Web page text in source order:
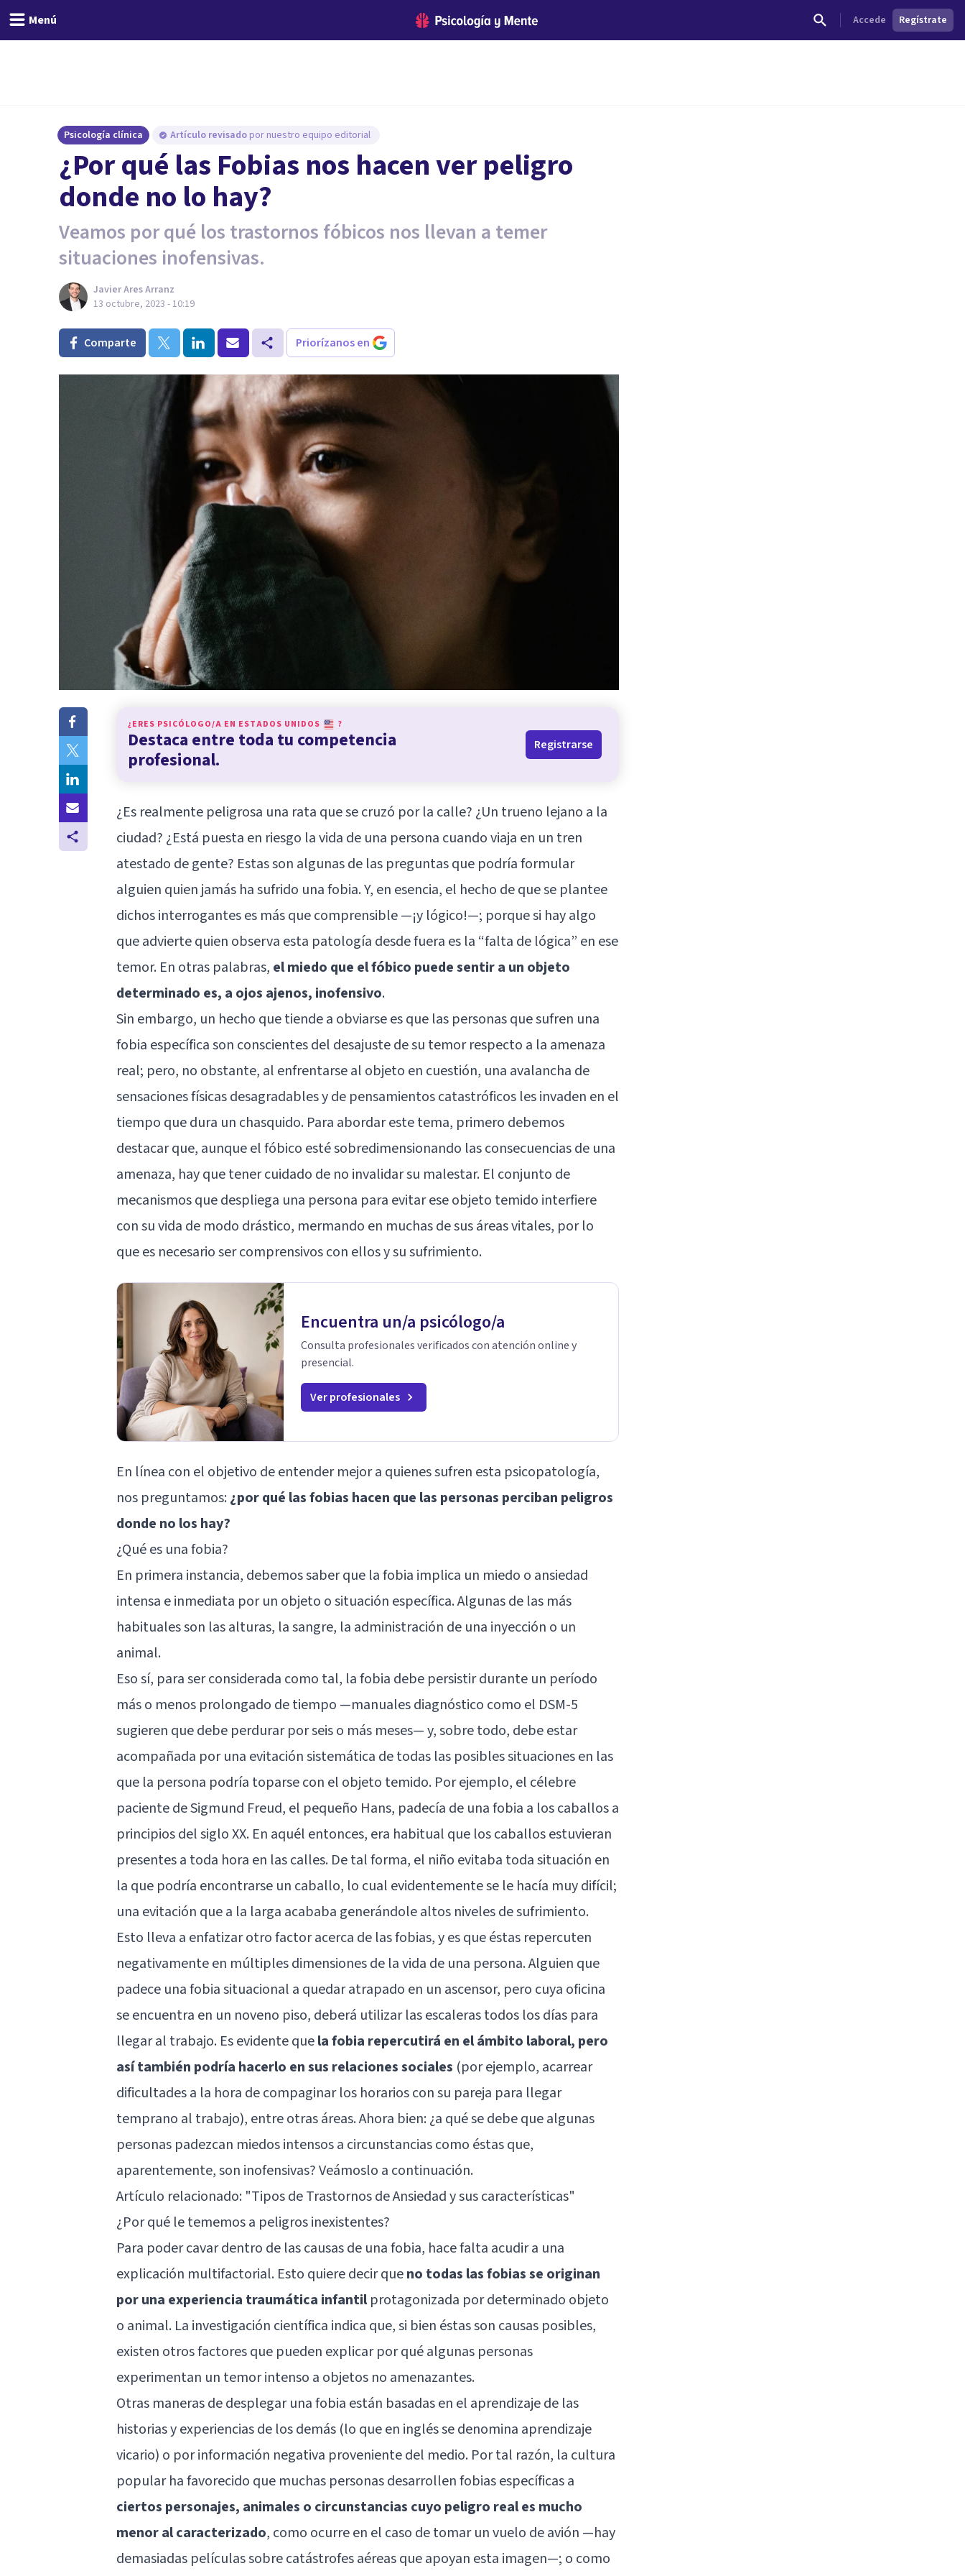
Menú Accede Regístrate
Psicología clínica Artículo revisado por nuestro equipo editorial
¿Por qué las Fobias nos hacen ver peligro
donde no lo hay?
Veamos por qué los trastornos fóbicos nos llevan a temer
situaciones inofensivas.
Javier Ares Arranz
13 octubre, 2023 - 10:19
Comparte Priorízanos en
¿ERES PSICÓLOGO/A EN ESTADOS UNIDOS ?
Destaca entre toda tu competencia
profesional.
Registrarse
¿Es realmente peligrosa una rata que se cruzó por la calle? ¿Un trueno lejano a la
ciudad? ¿Está puesta en riesgo la vida de una persona cuando viaja en un tren
atestado de gente? Estas son algunas de las preguntas que podría formular
alguien quien jamás ha sufrido unafobia. Y, en esencia, el hecho de que se plantee
dichos interrogantes es más que comprensible —¡y lógico!—; porque si hay algo
que advierte quien observa esta patología desde fuera es la “falta de lógica” en ese
temor. En otras palabras, el miedo que el fóbico puede sentir a un objeto
determinado es, a ojos ajenos, inofensivo.
Sin embargo, un hecho que tiende a obviarse es que las personas que sufren una
fobia específica son conscientes del desajuste de su temor respecto a la amenaza
real; pero, no obstante, al enfrentarse al objeto en cuestión, una avalancha de
sensaciones físicas desagradables y de pensamientos catastróficos les invaden en el
tiempo que dura un chasquido. Para abordar este tema, primero debemos
destacar que, aunque el fóbico esté sobredimensionando las consecuencias de una
amenaza, hay que tener cuidado de no invalidar su malestar. El conjunto de
mecanismos que despliega una persona para evitar ese objeto temido interfiere
con su vida de modo drástico, mermando en muchas de sus áreas vitales, por lo
que es necesario ser comprensivos con ellos y su sufrimiento.
Encuentra un/a psicólogo/a
Consulta profesionales verificados con atención online y
presencial.
Ver profesionales
En línea con el objetivo de entender mejor a quienes sufren esta psicopatología,
nos preguntamos:¿por qué las fobias hacen que las personas perciban peligros
donde no los hay?
¿Qué es una fobia?
En primera instancia, debemos saber que la fobia implica un miedo o ansiedad
intensa e inmediata por un objeto o situación específica. Algunas de las más
habituales son las alturas, la sangre, la administración de una inyección o un
animal.
Eso sí, para ser considerada como tal, la fobia debe persistir durante un período
más o menos prolongado de tiempo —manuales diagnóstico como el DSM-5
sugieren que debe perdurar por seis o más meses— y, sobre todo, debe estar
acompañada por una evitación sistemática de todas las posibles situaciones en las
que la persona podría toparse con el objeto temido. Por ejemplo, el célebre
paciente de Sigmund Freud, el pequeño Hans, padecía de una fobia a los caballos a
principios del siglo XX. En aquél entonces, era habitual que los caballos estuvieran
presentes a toda hora en las calles. De tal forma, el niño evitaba toda situación en
la que podría encontrarse un caballo, lo cual evidentemente se le hacía muy difícil;
una evitación que a la larga acababa generándole altos niveles de sufrimiento.
Esto lleva a enfatizar otro factor acerca de las fobias, y es que éstas repercuten
negativamente en múltiples dimensiones de la vida de una persona. Alguien que
padece una fobia situacional a quedar atrapado en un ascensor, pero cuya oficina
se encuentra en un noveno piso, deberá utilizar las escaleras todos los días para
llegar al trabajo. Es evidente quela fobia repercutirá en el ámbito laboral, pero
así también podría hacerlo en sus relaciones sociales (por ejemplo, acarrear
dificultades a la hora de compaginar los horarios con su pareja para llegar
temprano al trabajo), entre otras áreas. Ahora bien: ¿a qué se debe que algunas
personas padezcan miedos intensos a circunstancias como éstas que,
aparentemente, son inofensivas? Veámoslo a continuación.
Artículo relacionado: "Tipos de Trastornos de Ansiedad y sus características"
¿Por qué le tememos a peligros inexistentes?
Para poder cavar dentro de las causas de una fobia, hace falta acudir a una
explicación multifactorial. Esto quiere decir queno todas las fobias se originan
por una experiencia traumática infantilprotagonizada por determinado objeto
o animal. La investigación científica indica que, si bien éstas son causas posibles,
existen otros factores que pueden explicar por qué algunas personas
experimentan un temor intenso a objetos no amenazantes.
Otras maneras de desplegar una fobia están basadas en el aprendizaje de las
historias y experiencias de los demás (lo que en inglés se denomina aprendizaje
vicario) o por información negativa proveniente del medio. Por tal razón, la cultura
popular ha favorecido que muchas personas desarrollen fobias específicas a
ciertos personajes, animales o circunstancias cuyo peligro real es mucho
menor al caracterizado, como ocurre en el caso de tomar un vuelo de avión —hay
demasiadas películas sobre catástrofes aéreas que apoyan esta imagen—; o como